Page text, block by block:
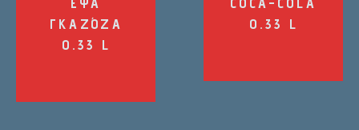
ΓΚΑΖΌΖΑ
0.33 L
0.33 L